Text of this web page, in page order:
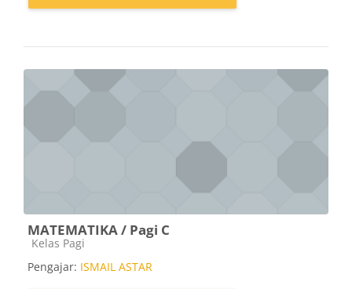
MATEMATIKA / Pagi C
Kategori kursus
Kelas Pagi
Pengajar: ISMAIL ASTAR